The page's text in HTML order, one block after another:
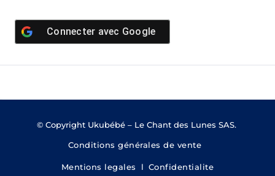
Connecter avec Google
© Copyright Ukubébé – Le Chant des Lunes SAS.
Conditions générales de vente
Mentions legales l Confidentialite